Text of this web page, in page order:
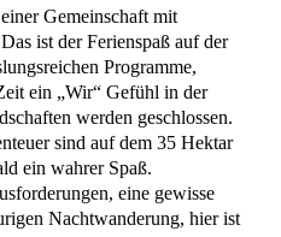
Gemeinschaft mit
ist der Ferienspaß auf der
Programme,
ein „Wir“ Gefühl in der
werden geschlossen.
sind auf dem 35 Hektar
ein wahrer Spaß.
eine gewisse
Nachtwanderung, hier ist